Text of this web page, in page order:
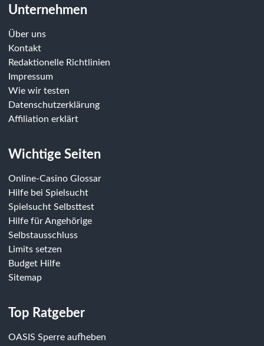
Unternehmen
Über uns
Kontakt
Redaktionelle Richtlinien
Impressum
Wie wir testen
Datenschutzerklärung
Affiliation erklärt
Wichtige Seiten
Online-Casino Glossar
Hilfe bei Spielsucht
Spielsucht Selbsttest
Hilfe für Angehörige
Selbstausschluss
Limits setzen
Budget Hilfe
Sitemap
Top Ratgeber
OASIS Sperre aufheben